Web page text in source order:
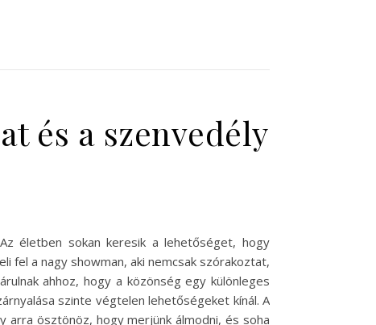
és a szenvedély
életben sokan keresik a lehetőséget, hogy
fel a nagy showman, aki nemcsak szórakoztat,
ahhoz, hogy a közönség egy különleges
szinte végtelen lehetőségeket kínál. A
arra ösztönöz, hogy merjünk álmodni, és soha